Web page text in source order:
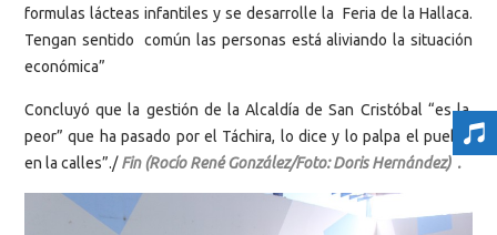
formulas lácteas infantiles y se desarrolle la Feria de la Hallaca.
Tengan sentido común las personas está aliviando la situación
económica”
Concluyó que la gestión de la Alcaldía de San Cristóbal “es la
peor” que ha pasado por el Táchira, lo dice y lo palpa el pueblo
en la calles”./ Fin (Rocío René González/Foto: Doris Hernández) .